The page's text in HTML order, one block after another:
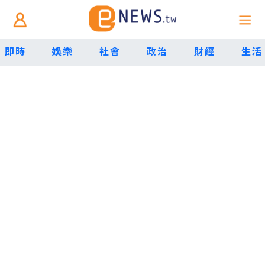
即時 娛樂 社會 政治 財經 生活